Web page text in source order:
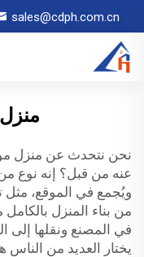
sales@cdph.com.cn
نحن نتحدث عن منزل
عنه من قبل؟ إنه نوع
ويُجمع في الموقع، مثل
من بناء المنزل
في المصنع ونقلها إلى
يختار العديد من الناس